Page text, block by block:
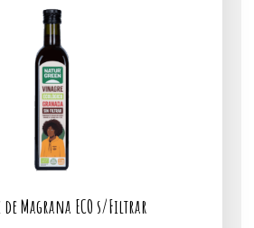
Magrana ECO s/Filtrar